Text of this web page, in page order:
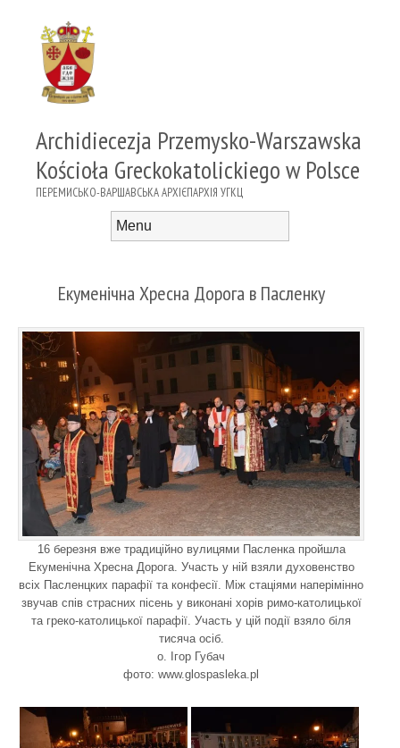
Archidiecezja Przemysko-Warszawska
Kościoła Greckokatolickiego w Polsce
ПЕРЕМИСЬКО-ВАРШАВСЬКА АРХІЄПАРХІЯ УГКЦ
Екуменічна Хресна Дорога в Пасленку
16 березня вже традиційно вулицями Пасленка пройшла
Екуменічна Хресна Дорога. Участь у ній взяли духовенство
всіх Пасленцких парафії та конфесії. Між стаціями наперімінно
звучав спів страсних пісень у виконані хорів римо-католицької
та греко-католицької парафії. Участь у цій події взяло біля
тисяча осіб.
о. Ігор Губач
фото: www.glospasleka.pl